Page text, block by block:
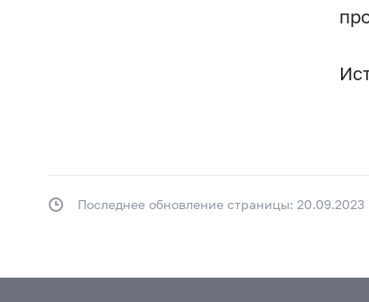
Последнее обновление страницы: 20.09.2023